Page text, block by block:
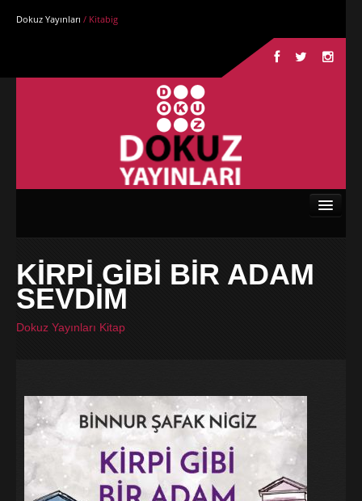
Dokuz Yayınları / Kitabig
Kurumsal
Kitaplar
Blog
KİRPİ GİBİ BİR ADAM
SEVDİM
Dokuz Yayınları Kitap